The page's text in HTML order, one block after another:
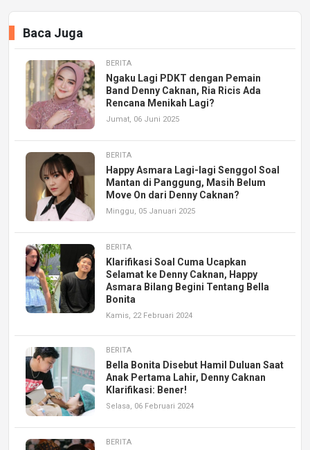
Baca Juga
BERITA
Ngaku Lagi PDKT dengan Pemain
Band Denny Caknan, Ria Ricis Ada
Rencana Menikah Lagi?
Jumat, 06 Juni 2025
BERITA
Happy Asmara Lagi-lagi Senggol Soal
Mantan di Panggung, Masih Belum
Move On dari Denny Caknan?
Minggu, 05 Januari 2025
BERITA
Klarifikasi Soal Cuma Ucapkan
Selamat ke Denny Caknan, Happy
Asmara Bilang Begini Tentang Bella
Bonita
Kamis, 22 Februari 2024
BERITA
Bella Bonita Disebut Hamil Duluan Saat
Anak Pertama Lahir, Denny Caknan
Klarifikasi: Bener!
Selasa, 06 Februari 2024
BERITA